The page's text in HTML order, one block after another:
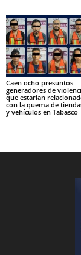
Caen ocho presuntos
generadores de
que estarían
con la quema de
y vehículos en Tabasco